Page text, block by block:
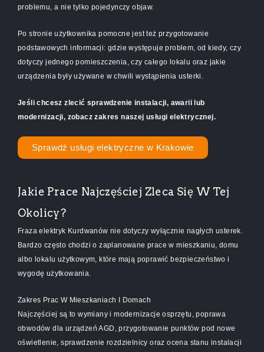
problemu, a nie tylko pojedynczy objaw.
Po stronie użytkownika pomocne jest też przygotowanie
podstawowych informacji: gdzie występuje problem, od kiedy, czy
dotyczy jednego pomieszczenia, czy całego lokalu oraz jakie
urządzenia były używane w chwili wystąpienia usterki.
Jeśli chcesz zlecić sprawdzenie instalacji, awarii lub
modernizacji, zobacz zakres naszej usługi elektrycznej.
Sprawdź usługi elektryczne w Krakowie
Jakie Prace Najczęściej Zleca Się W Tej
Okolicy?
Fraza elektryk Kurdwanów nie dotyczy wyłącznie nagłych usterek.
Bardzo często chodzi o zaplanowane prace w mieszkaniu, domu
albo lokalu użytkowym, które mają poprawić bezpieczeństwo i
wygodę użytkowania.
Zakres Prac W Mieszkaniach I Domach
Najczęściej są to wymiany i modernizacje osprzętu, poprawa
obwodów dla urządzeń AGD, przygotowanie punktów pod nowe
oświetlenie, sprawdzenie rozdzielnicy oraz ocena stanu instalacji